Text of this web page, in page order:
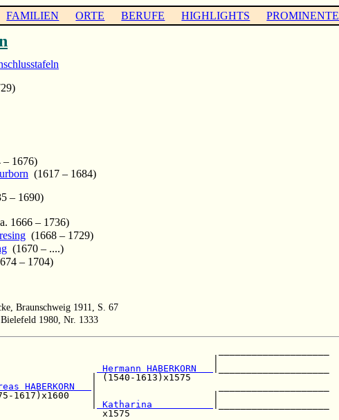
FAMILIEN ORTE BERUFE HIGHLIGHTS PROMINENTE
– 1676)
(1617 – 1684)
– 1690)
1666 – 1736)
(1668 – 1729)
(1670 – ....)
– 1704)
Braunschweig 1911, S. 67
1980, Nr. 1333
Hermann HABERKORN
| (1540-1613)x1575
HABERKORN
| (1575-1617)x1600    |                     |
Katharina
|                       x1575